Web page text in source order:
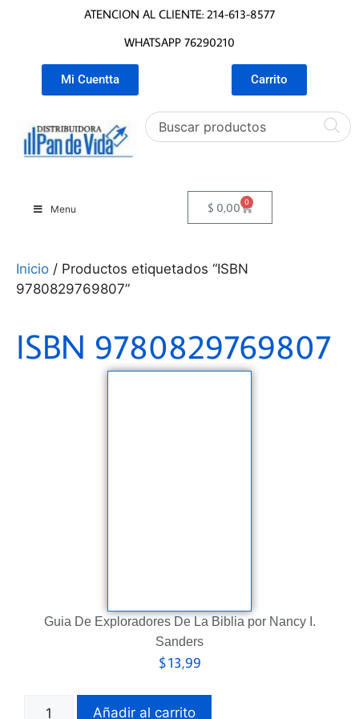
ATENCION AL CLIENTE: 214-613-8577
WHATSAPP 76290210
Mi Cuentta Carrito
Menu $ 0,00 0
Inicio / Productos etiquetados “ISBN
9780829769807”
ISBN 9780829769807
Guia De Exploradores De La Biblia por Nancy I.
Sanders
$13,99
Añadir al carrito